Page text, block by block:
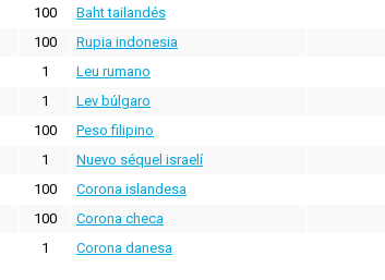
100 Baht tailandés
100 Rupia indonesia
1 Leu rumano
1 Lev búlgaro
100 Peso filipino
1 Nuevo séquel israelí
100 Corona islandesa
100 Corona checa
1 Corona danesa